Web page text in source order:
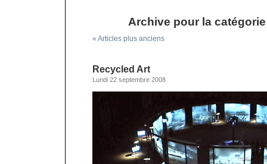
Archive pour la catégorie
« Articles plus anciens
Recycled Art
Lundi 22 septembre 2008